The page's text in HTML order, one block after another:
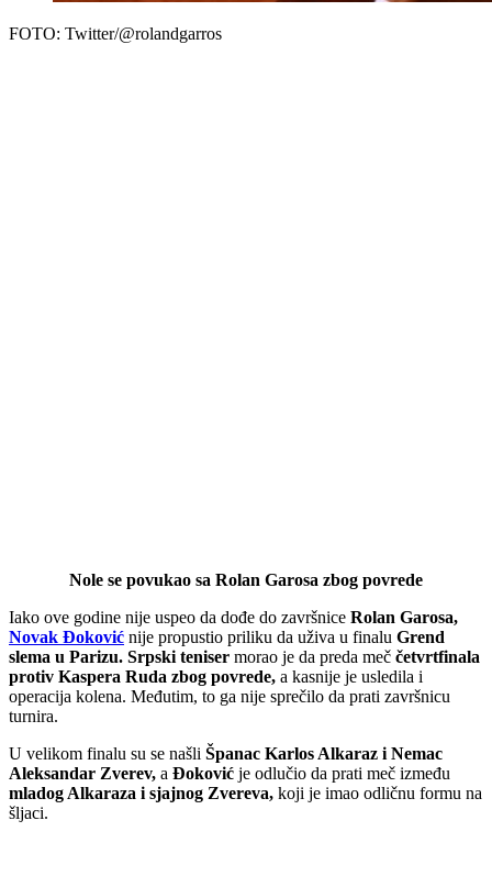
FOTO: Twitter/@rolandgarros
Nole se povukao sa Rolan Garosa zbog povrede
Iako ove godine nije uspeo da dođe do završnice Rolan Garosa,
Novak Đoković nije propustio priliku da uživa u finalu Grend
slema u Parizu. Srpski teniser morao je da preda meč četvrtfinala
protiv Kaspera Ruda zbog povrede, a kasnije je usledila i
operacija kolena. Međutim, to ga nije sprečilo da prati završnicu
turnira.
U velikom finalu su se našli Španac Karlos Alkaraz i Nemac
Aleksandar Zverev, a Đoković je odlučio da prati meč između
mladog Alkaraza i sjajnog Zvereva, koji je imao odličnu formu na
šljaci.